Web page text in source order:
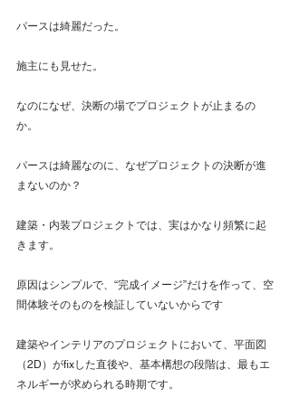
パースは綺麗だった。
施主にも見せた。
なのになぜ、決断の場でプロジェクトが止まるの
か。
パースは綺麗なのに、なぜプロジェクトの決断が進
まないのか？
建築・内装プロジェクトでは、実はかなり頻繁に起
きます。
原因はシンプルで、“完成イメージ”だけを作って、空
間体験そのものを検証していないからです
建築やインテリアのプロジェクトにおいて、平面図
（2D）がfixした直後や、基本構想の段階は、最もエ
ネルギーが求められる時期です。